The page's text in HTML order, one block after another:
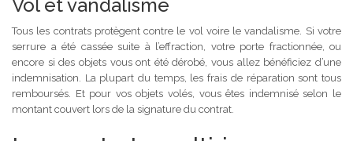
Vol et vandalisme
Tous les contrats protègent contre le vol voire le vandalisme. Si votre
serrure a été cassée suite à l’effraction, votre porte fractionnée, ou
encore si des objets vous ont été dérobé, vous allez bénéficiez d’une
indemnisation. La plupart du temps, les frais de réparation sont tous
remboursés. Et pour vos objets volés, vous êtes indemnisé selon le
montant couvert lors de la signature du contrat.